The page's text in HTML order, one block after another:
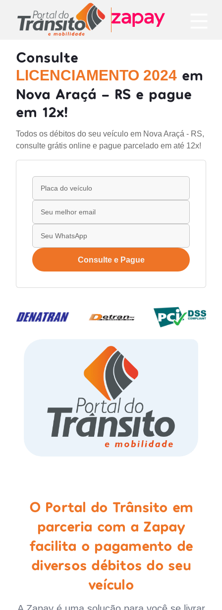
Consulte
LICENCIAMENTO 2024 em
Nova Araçá - RS e pague
em 12x!
Todos os débitos do seu veículo em Nova Araçá - RS,
consulte grátis online e pague parcelado em até 12x!
Consulte e Pague
O Portal do Trânsito em
parceria com a Zapay
facilita o pagamento de
diversos débitos do seu
veículo